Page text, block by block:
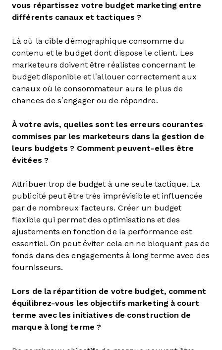
vous répartissez votre budget marketing entre
différents canaux et tactiques ?
Là où la cible démographique consomme du
contenu et le budget dont dispose le client. Les
marketeurs doivent être réalistes concernant le
budget disponible et l’allouer correctement aux
canaux où le consommateur aura le plus de
chances de s’engager ou de répondre.
À votre avis, quelles sont les erreurs courantes
commises par les marketeurs dans la gestion de
leurs budgets ? Comment peuvent-elles être
évitées ?
Attribuer trop de budget à une seule tactique. La
publicité peut être très imprévisible et influencée
par de nombreux facteurs. Créer un budget
flexible qui permet des optimisations et des
ajustements en fonction de la performance est
essentiel. On peut éviter cela en ne bloquant pas de
fonds dans des engagements à long terme avec des
fournisseurs.
Lors de la répartition de votre budget, comment
équilibrez-vous les objectifs marketing à court
terme avec les initiatives de construction de
marque à long terme ?